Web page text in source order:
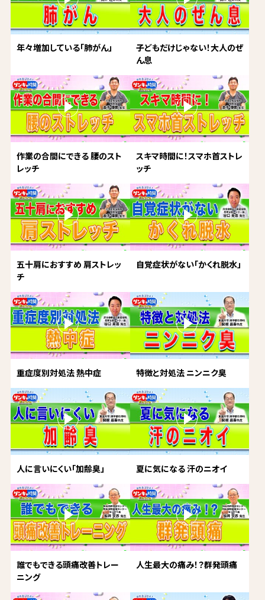
年々増加している「肺がん」
子どもだけじゃない！大人のぜ
ん息
作業の合間にできる 腰のスト
レッチ
スキマ時間に！スマホ首ストレ
ッチ
五十肩におすすめ 肩ストレッ
チ
自覚症状がない「かくれ脱水」
重症度別対処法 熱中症 特徴と対処法 ニンニク臭
人に言いにくい「加齢臭」 夏に気になる 汗のニオイ
誰でもできる頭痛改善トレー
ニング
人生最大の痛み！？群発頭痛